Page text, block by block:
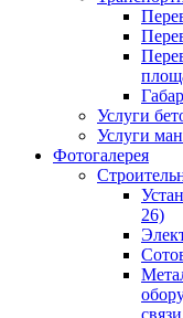
Услуги
Услуги
Фотогалерея
26)